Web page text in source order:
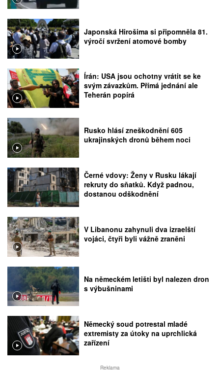
Japonská Hirošima si připomněla 81.
výročí svržení atomové bomby
Írán: USA jsou ochotny vrátit se ke
svým závazkům. Přímá jednání ale
Teherán popírá
Rusko hlásí zneškodnění 605
ukrajinských dronů během noci
Černé vdovy: Ženy v Rusku lákají
rekruty do sňatků. Když padnou,
dostanou odškodnění
V Libanonu zahynuli dva izraelští
vojáci, čtyři byli vážně zraněni
Na německém letišti byl nalezen dron
s výbušninami
Německý soud potrestal mladé
extremisty za útoky na uprchlická
zařízení
Reklama